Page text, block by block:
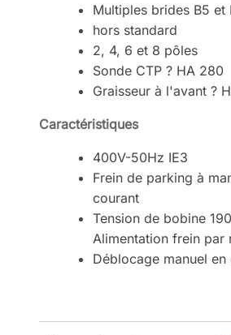
Multiples brides B5 et
hors standard
2, 4, 6 et 8 pôles
Sonde CTP ? HA 280
Graisseur à l'avant ?
Caractéristiques
400V-50Hz IE3
Frein de parking à
courant
Tension de bobine
Alimentation frein par
Déblocage manuel